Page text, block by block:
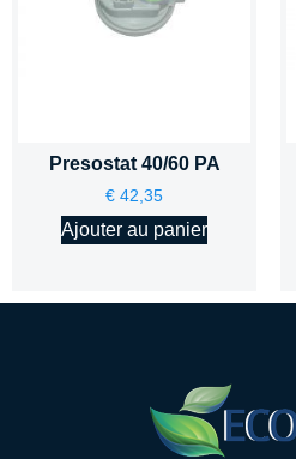
Presostat 40/60 PA
€ 42,35
Ajouter au panier